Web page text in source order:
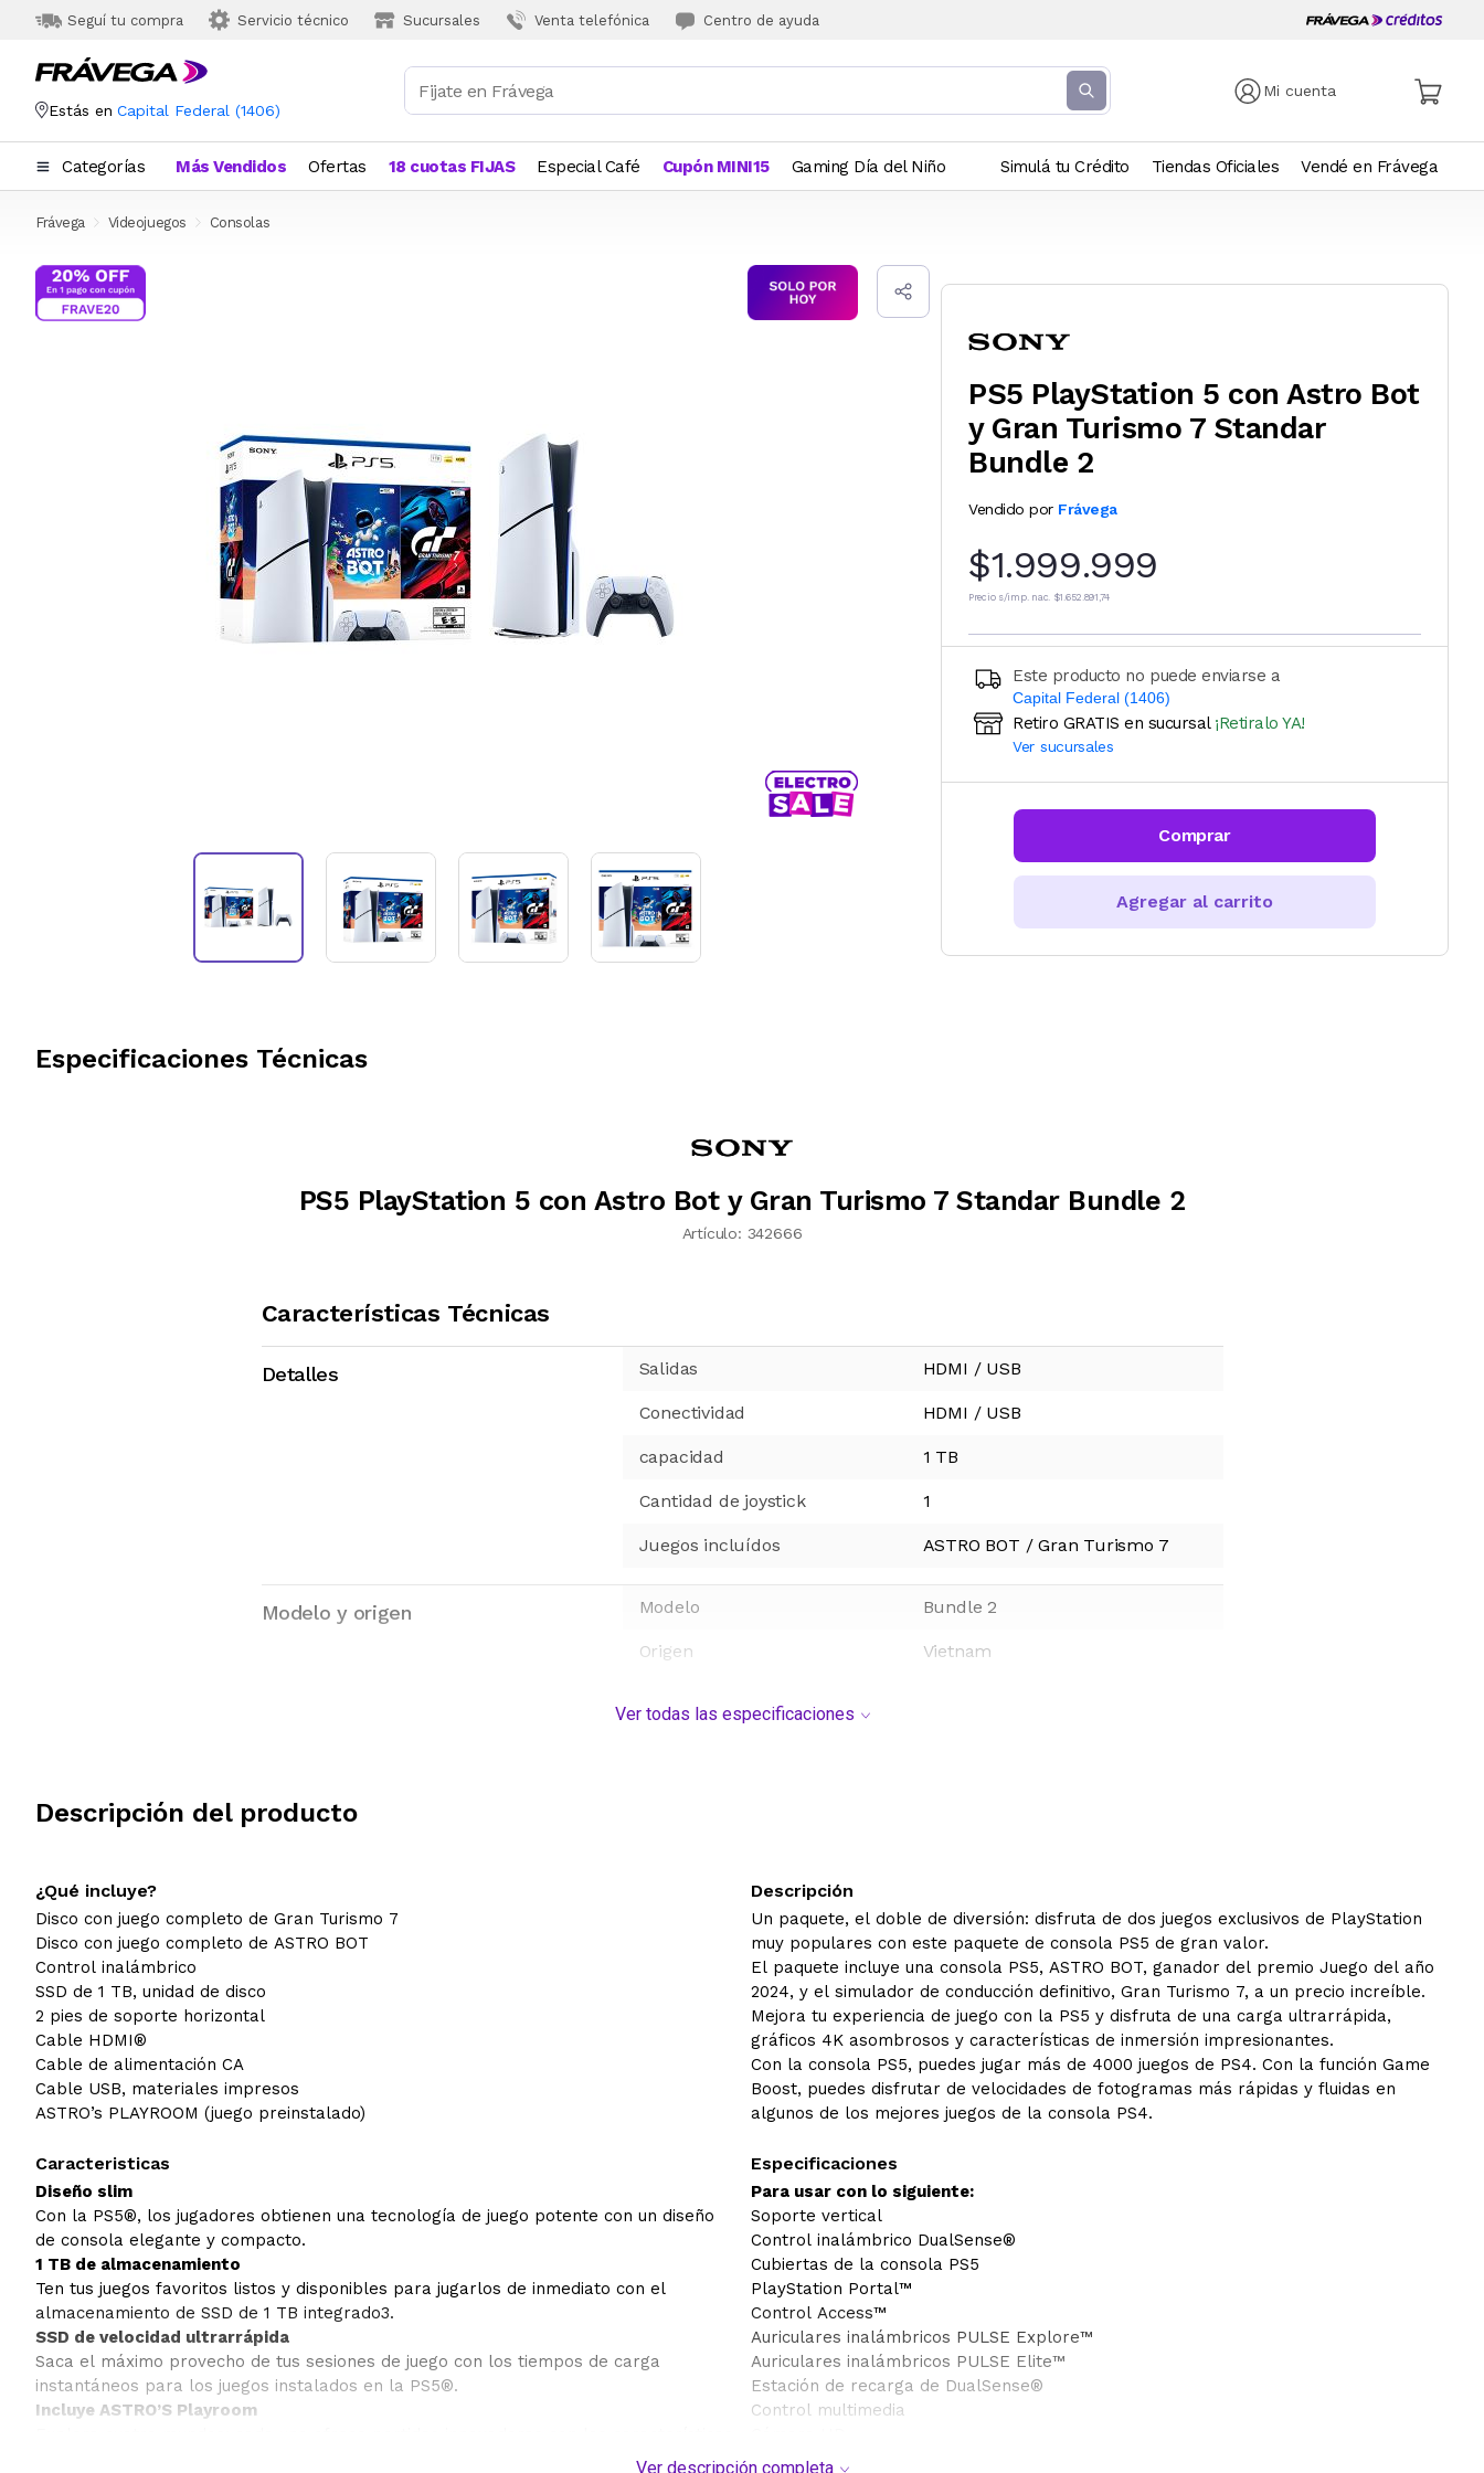
Seguí tu compra Servicio técnico Sucursales Venta telefónica Centro de ayuda
Mi cuenta
Estás en Capital Federal (1406)
Categorías Más Vendidos Ofertas 18 cuotas FIJAS Especial Café Cupón MINI15 Gaming Día del Niño Simulá tu Crédito Tiendas Oficiales Vendé en Frávega
Frávega Videojuegos Consolas
PS5 PlayStation 5 con Astro Bot
y Gran Turismo 7 Standar
Bundle 2
Vendido por Frávega
$1.999.999
Precio s/imp. nac. $1.652.891,74
Este producto no puede enviarse a
Capital Federal (1406)
Ingresá código postal (sólo números)
Retiro GRATIS en sucursal ¡Retiralo YA!
Ver sucursales
Comprar
Agregar al carrito
Especificaciones Técnicas
PS5 PlayStation 5 con Astro Bot y Gran Turismo 7 Standar Bundle 2
Artículo: 342666
Características Técnicas
Detalles Salidas HDMI / USB
Conectividad HDMI / USB
capacidad 1 TB
Cantidad de joystick 1
Juegos incluídos ASTRO BOT / Gran Turismo 7
Modelo y origen Modelo Bundle 2
Origen Vietnam
Ver todas las especificaciones
Descripción del producto
¿Qué incluye?
Disco con juego completo de Gran Turismo 7
Disco con juego completo de ASTRO BOT
Control inalámbrico
SSD de 1 TB, unidad de disco
2 pies de soporte horizontal
Cable HDMI®
Cable de alimentación CA
Cable USB, materiales impresos
ASTRO’s PLAYROOM (juego preinstalado)
Caracteristicas
Diseño slim
Con la PS5®, los jugadores obtienen una tecnología de juego potente con un diseño
de consola elegante y compacto.
1 TB de almacenamiento
Ten tus juegos favoritos listos y disponibles para jugarlos de inmediato con el
almacenamiento de SSD de 1 TB integrado3.
SSD de velocidad ultrarrápida
Saca el máximo provecho de tus sesiones de juego con los tiempos de carga
instantáneos para los juegos instalados en la PS5®.
Incluye ASTRO’S Playroom
versátiles del control inalámbrico DualSense®, incluido en este juego para todos los
Descripción
Un paquete, el doble de diversión: disfruta de dos juegos exclusivos de PlayStation
muy populares con este paquete de consola PS5 de gran valor.
El paquete incluye una consola PS5, ASTRO BOT, ganador del premio Juego del año
2024, y el simulador de conducción definitivo, Gran Turismo 7, a un precio increíble.
Mejora tu experiencia de juego con la PS5 y disfruta de una carga ultrarrápida,
gráficos 4K asombrosos y características de inmersión impresionantes.
Con la consola PS5, puedes jugar más de 4000 juegos de PS4. Con la función Game
Boost, puedes disfrutar de velocidades de fotogramas más rápidas y fluidas en
algunos de los mejores juegos de la consola PS4.
Especificaciones
Para usar con lo siguiente:
Soporte vertical
Control inalámbrico DualSense®
Cubiertas de la consola PS5
PlayStation Portal™
Control Access™
Auriculares inalámbricos PULSE Explore™
Auriculares inalámbricos PULSE Elite™
Estación de recarga de DualSense®
Control multimedia
Ver descripción completa